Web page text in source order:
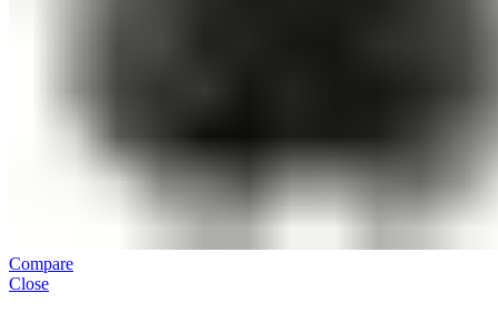
Compare
Close